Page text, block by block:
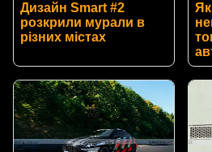
Дизайн Smart #2
розкрили мурали в
різних містах